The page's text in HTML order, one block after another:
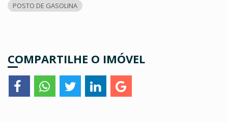
POSTO DE GASOLINA
COMPARTILHE O IMÓVEL